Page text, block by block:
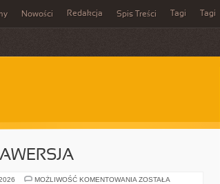
Nowości Redakcja Spis Treści Tagi Tagi
MOŻLIWOŚĆ KOMENTOWANIA INTROWERSJA
ZOSTAŁA